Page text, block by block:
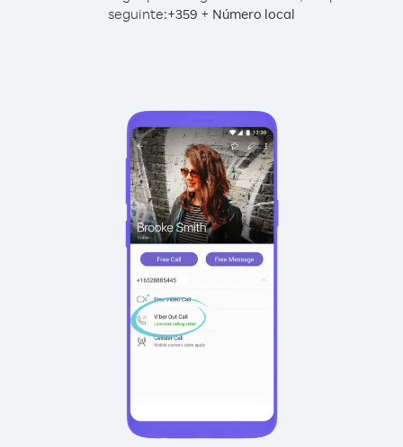
seguinte:+359 + Número local